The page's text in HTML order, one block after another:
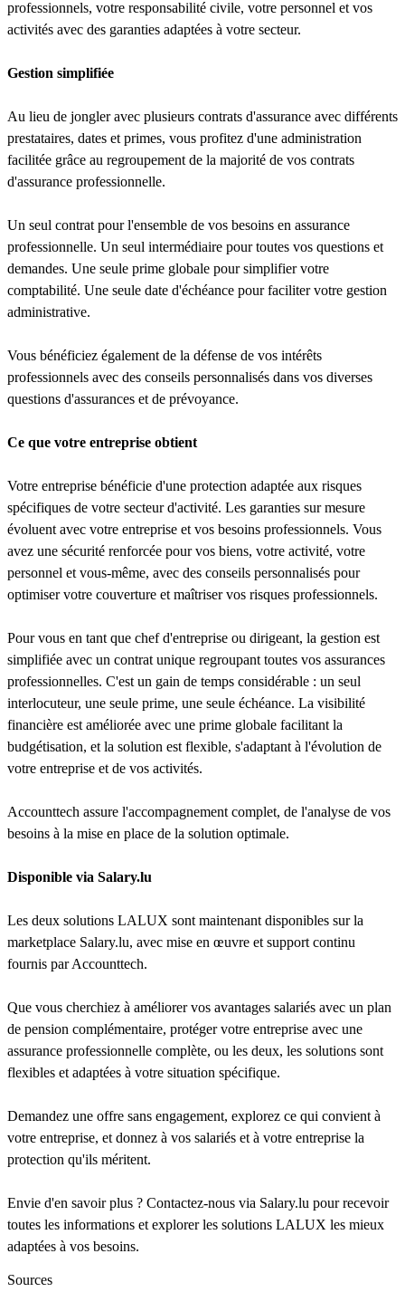
professionnels, votre responsabilité civile, votre personnel et vos
activités avec des garanties adaptées à votre secteur.
Gestion simplifiée
Au lieu de jongler avec plusieurs contrats d'assurance avec différents
prestataires, dates et primes, vous profitez d'une administration
facilitée grâce au regroupement de la majorité de vos contrats
d'assurance professionnelle.
Un seul contrat pour l'ensemble de vos besoins en assurance
professionnelle. Un seul intermédiaire pour toutes vos questions et
demandes. Une seule prime globale pour simplifier votre
comptabilité. Une seule date d'échéance pour faciliter votre gestion
administrative.
Vous bénéficiez également de la défense de vos intérêts
professionnels avec des conseils personnalisés dans vos diverses
questions d'assurances et de prévoyance.
Ce que votre entreprise obtient
Votre entreprise bénéficie d'une protection adaptée aux risques
spécifiques de votre secteur d'activité. Les garanties sur mesure
évoluent avec votre entreprise et vos besoins professionnels. Vous
avez une sécurité renforcée pour vos biens, votre activité, votre
personnel et vous-même, avec des conseils personnalisés pour
optimiser votre couverture et maîtriser vos risques professionnels.
Pour vous en tant que chef d'entreprise ou dirigeant, la gestion est
simplifiée avec un contrat unique regroupant toutes vos assurances
professionnelles. C'est un gain de temps considérable : un seul
interlocuteur, une seule prime, une seule échéance. La visibilité
financière est améliorée avec une prime globale facilitant la
budgétisation, et la solution est flexible, s'adaptant à l'évolution de
votre entreprise et de vos activités.
Accounttech assure l'accompagnement complet, de l'analyse de vos
besoins à la mise en place de la solution optimale.
Disponible via Salary.lu
Les deux solutions LALUX sont maintenant disponibles sur la
marketplace Salary.lu, avec mise en œuvre et support continu
fournis par Accounttech.
Que vous cherchiez à améliorer vos avantages salariés avec un plan
de pension complémentaire, protéger votre entreprise avec une
assurance professionnelle complète, ou les deux, les solutions sont
flexibles et adaptées à votre situation spécifique.
Demandez une offre sans engagement, explorez ce qui convient à
votre entreprise, et donnez à vos salariés et à votre entreprise la
protection qu'ils méritent.
Envie d'en savoir plus ? Contactez-nous via Salary.lu pour recevoir
toutes les informations et explorer les solutions LALUX les mieux
adaptées à vos besoins.
Sources